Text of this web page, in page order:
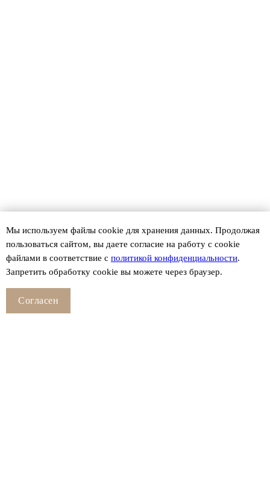
Мы используем файлы сookie для хранения данных. Продолжая
пользоваться сайтом, вы даете согласие на работу с cookie
файлами в соответствие с политикой конфиденциальности.
Запретить обработку cookie вы можете через браузер.
Согласен